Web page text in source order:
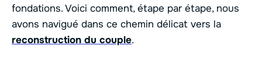
fondations. Voici comment, étape par étape, nous
avons navigué dans ce chemin délicat vers la
reconstruction du couple.